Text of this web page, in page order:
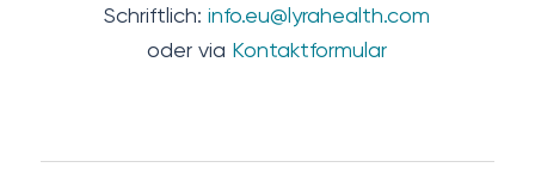
Schriftlich:info.eu@lyrahealth.com
oder via Kontaktformular